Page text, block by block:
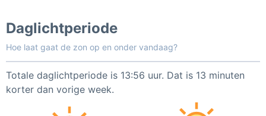
Daglichtperiode
Hoe laat gaat de zon op en onder vandaag?
Totale daglichtperiode is 13:56 uur. Dat is 13 minuten
korter dan vorige week.